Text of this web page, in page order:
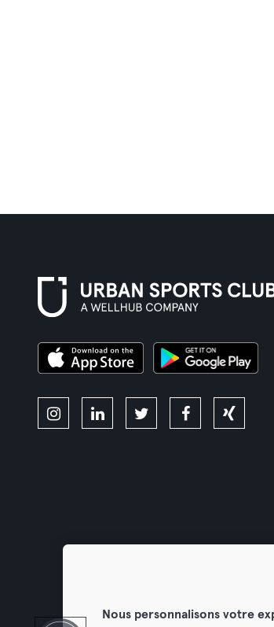
Nous personnalisons votre